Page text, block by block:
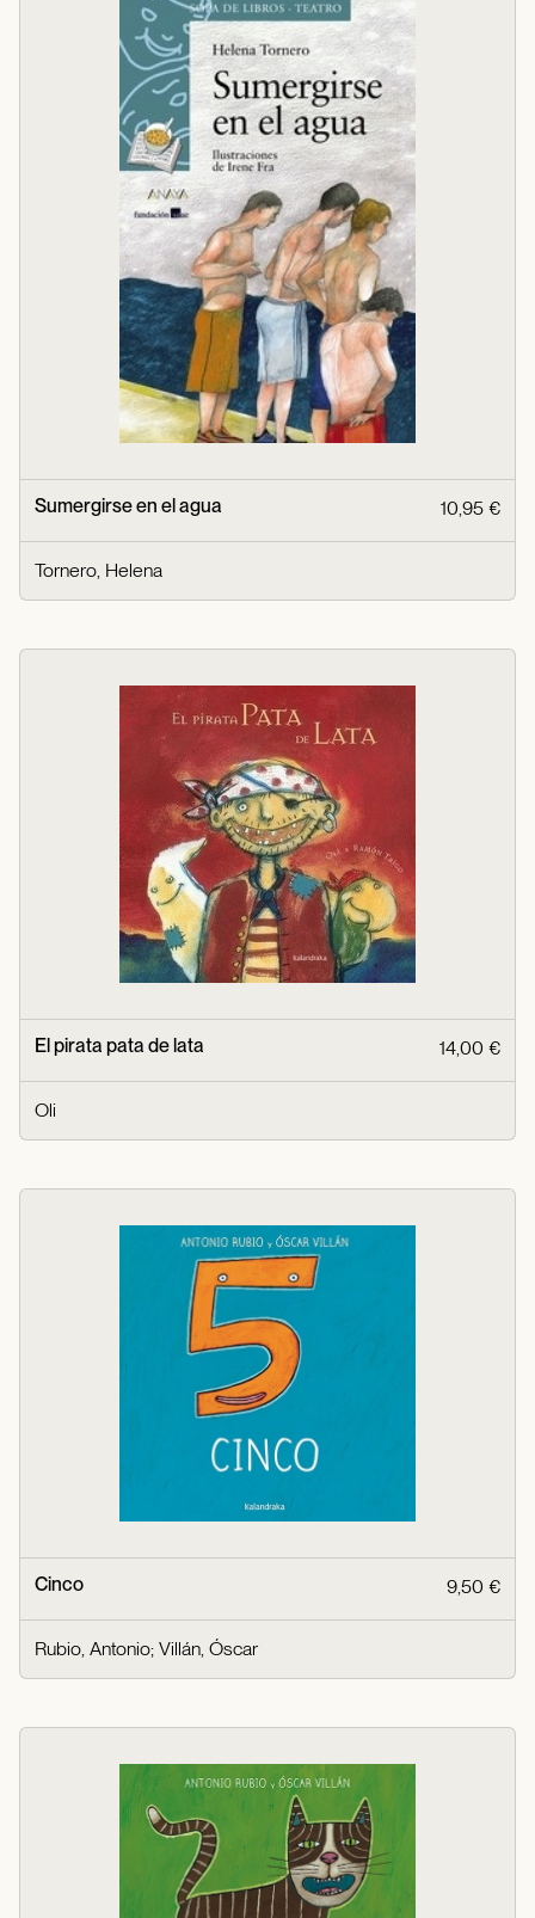
Sumergirse en el agua 10,95 €
Tornero, Helena
El pirata pata de lata 14,00 €
Oli
Cinco 9,50 €
Rubio, Antonio; Villán, Óscar